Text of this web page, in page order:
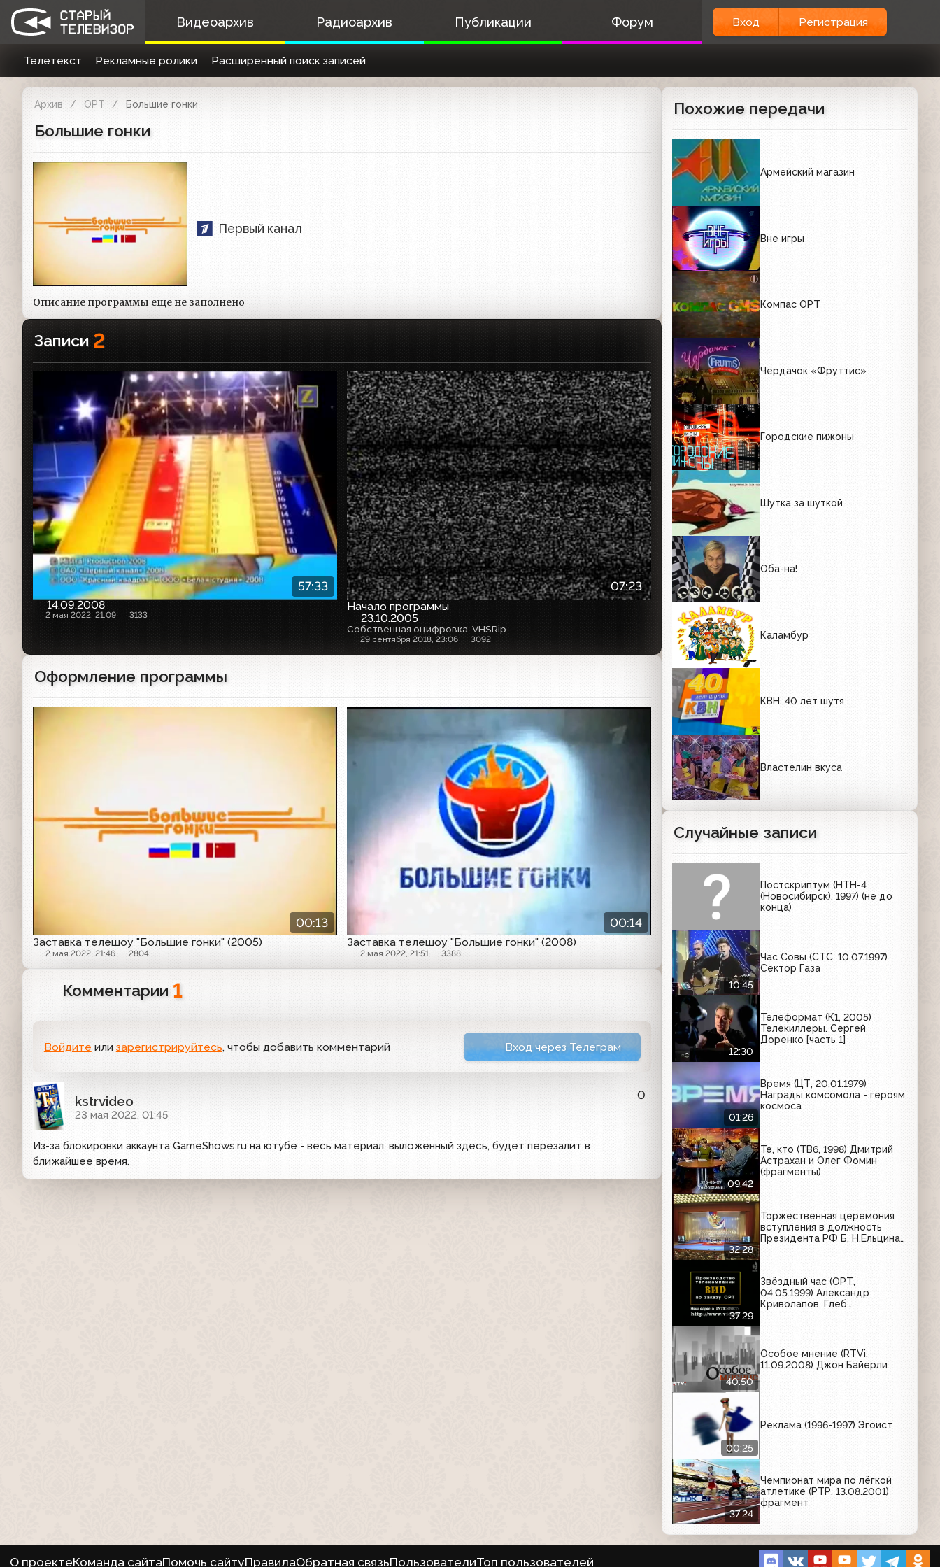
Видеоархив Радиоархив Публикации Форум Вход Регистрация
Телетекст Рекламные ролики Расширенный поиск записей
Архив ОРТ Большие гонки
Большие гонки
Первый канал
Описание программы еще не заполнено
Записи 2
57:33
14.09.2008
2 мая 2022, 21:09 3133
07:23
Начало программы
23.10.2005
Собственная оцифровка. VHSRip
29 сентября 2018, 23:06 3092
Оформление программы
00:13
Заставка телешоу "Большие гонки" (2005)
2 мая 2022, 21:46 2804
00:14
Заставка телешоу "Большие гонки" (2008)
2 мая 2022, 21:51 3388
Комментарии 1
Войдите или зарегистрируйтесь, чтобы добавить комментарий Вход через Телеграм
kstrvideo
23 мая 2022, 01:45
0
Из-за блокировки аккаунта GameShows.ru на ютубе - весь материал, выложенный здесь, будет перезалит в
ближайшее время.
Похожие передачи
Армейский магазин
Вне игры
Компас ОРТ
Чердачок «Фруттис»
Городские пижоны
Шутка за шуткой
Оба-на!
Каламбур
КВН. 40 лет шутя
Властелин вкуса
Случайные записи
Постскриптум (НТН-4
(Новосибирск), 1997) (не до
конца)
10:45
Час Совы (СТС, 10.07.1997)
Сектор Газа
12:30
Телеформат (К1, 2005)
Телекиллеры. Сергей
Доренко [часть 1]
01:26
Время (ЦТ, 20.01.1979)
Награды комсомола - героям
космоса
09:42
Те, кто (ТВ6, 1998) Дмитрий
Астрахан и Олег Фомин
(фрагменты)
32:28
Торжественная церемония
вступления в должность
Президента РФ Б. Н.Ельцина
37:29
Звёздный час (ОРТ,
04.05.1999) Александр
Криволапов, Глеб
40:50
Особое мнение (RTVi,
11.09.2008) Джон Байерли
00:25
Реклама (1996-1997) Эгоист
37:24
Чемпионат мира по лёгкой
атлетике (РТР, 13.08.2001)
фрагмент
О проектеКоманда сайтаПомочь сайтуПравилаОбратная связьПользователиТоп пользователей